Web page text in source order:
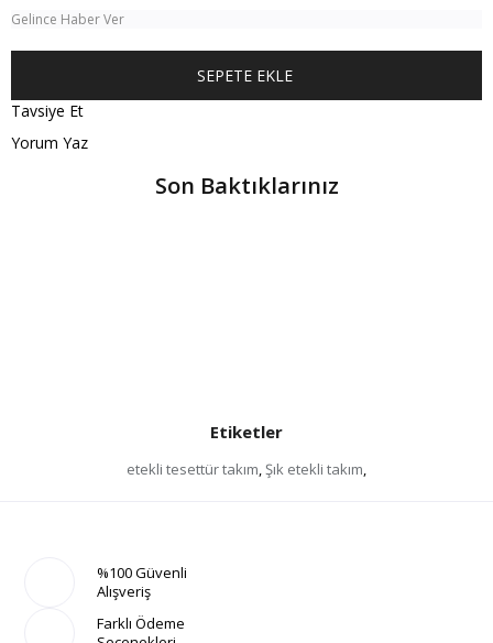
Gelince Haber Ver
Tavsiye Et
Yorum Yaz
Son Baktıklarınız
Etiketler
etekli tesettür takım,Şık etekli takım,
%100 Güvenli
Alışveriş
Farklı Ödeme